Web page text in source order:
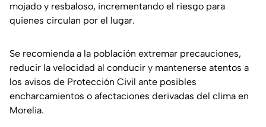
mojado y resbaloso, incrementando el riesgo para
quienes circulan por el lugar.
Se recomienda a la población extremar precauciones,
reducir la velocidad al conducir y mantenerse atentos a
los avisos de Protección Civil ante posibles
encharcamientos o afectaciones derivadas del clima en
Morelia.